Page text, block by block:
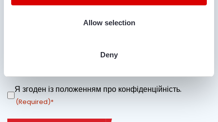
Allow selection
Deny
Укажите название улицы + номер дома и название города,
ЗГОДА
Я згоден із положенням про конфіденційність.
(Required)